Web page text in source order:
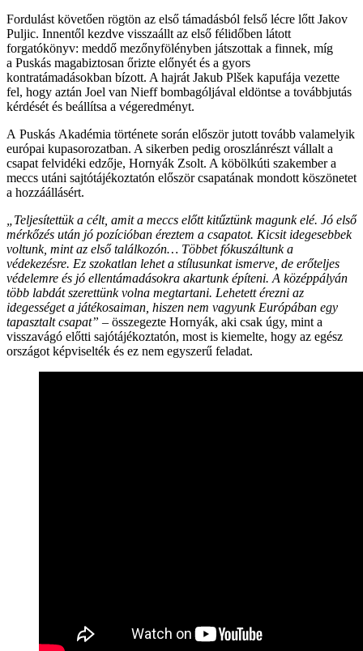
Fordulást követően rögtön az első támadásból felső lécre lőtt Jakov
Puljic. Innentől kezdve visszaállt az első félidőben látott
forgatókönyv: meddő mezőnyfölényben játszottak a finnek, míg
a Puskás magabiztosan őrizte előnyét és a gyors
kontratámadásokban bízott. A hajrát Jakub Plšek kapufája vezette
fel, hogy aztán Joel van Nieff bombagóljával eldöntse a továbbjutás
kérdését és beállítsa a végeredményt.
A Puskás Akadémia története során először jutott tovább valamelyik
európai kupasorozatban. A sikerben pedig oroszlánrészt vállalt a
csapat felvidéki edzője, Hornyák Zsolt. A köbölkúti szakember a
meccs utáni sajtótájékoztatón először csapatának mondott köszönetet
a hozzáállásért.
„Teljesítettük a célt, amit a meccs előtt kitűztünk magunk elé. Jó első
mérkőzés után jó pozícióban éreztem a csapatot. Kicsit idegesebbek
voltunk, mint az első találkozón… Többet fókuszáltunk a
védekezésre. Ez szokatlan lehet a stílusunkat ismerve, de erőteljes
védelemre és jó ellentámadásokra akartunk építeni. A középpályán
több labdát szerettünk volna megtartani. Lehetett érezni az
idegességet a játékosaiman, hiszen nem vagyunk Európában egy
tapasztalt csapat” – összegezte Hornyák, aki csak úgy, mint a
visszavágó előtti sajótájékoztatón, most is kiemelte, hogy az egész
országot képviselték és ez nem egyszerű feladat.